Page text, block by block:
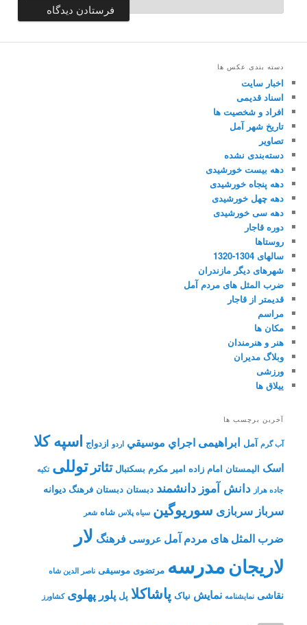
دسته بندی عکس ها
اخبار سایت
اسناد قدیمی
افراد و شخصیت ها
تاریخ شهر آمل
تصاویر
دسته‌بندی نشده
دهه بیست خورشیدی
دهه پنجاه خورشیدی
دهه چهل خورشیدی
دهه سی خورشیدی
دوره قاجار
روستاها
سالهای 1304-1320
شهرهای دیگر مازندران
ضرب المثل های مردم آمل
قدیمتر از قاجار
مراسم
مکان ها
هنر و هنرمندان
وبلاگ مدیران
ورزشی
ییلاق ها
آخرین برچسب ها
آب گرم آمل ابراهیمی اجراي موسيقي اردو ازدواج اسپه کلا
اسک الیمستان امام زاده امیر مکرم بسکتبال تئاتر توللی تکیه
جاده هراز دانش آموز دانشمند دبستان دبستان فرهنگ دیوانه
سرباز سربازی سوریوگین سیاه پلاس شاه شعر
ضرب المثل های مردم آمل عروسی فرهنگ لار
لاریجانمدرسه مرتضوی موسیقی ناصر الدین شاه
نقاشی نمايشنامه نمایش نیاک پاشاکلا پل پلور پهلوی کشاورز